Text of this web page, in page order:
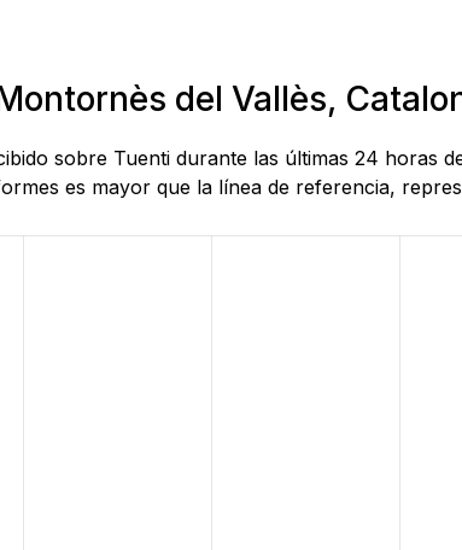
del Vallès,
sobre Tuenti durante las últimas 24 horas
es mayor que la línea de referencia,